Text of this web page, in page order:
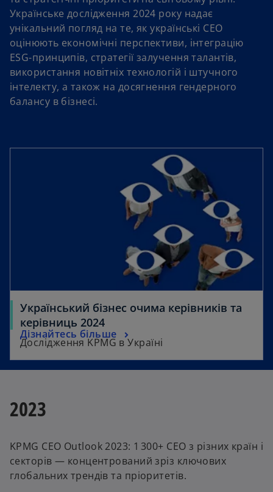
Українське дослідження 2024 року надає
унікальний погляд на те, як українські CEO
оцінюють економічні перспективи, інтеграцію
ESG-принципів, стратегії залучення талантів,
використання новітніх технологій і штучного
інтелекту, а також на досягнення гендерного
балансу в бізнесі.
Український бізнес очима керівників та
керівниць 2024
Дослідження KPMG в Україні
Дізнайтесь більше
2023
KPMG CEO Outlook 2023: 1 300+ CEO з різних країн і
секторів — концентрований зріз ключових
глобальних трендів та пріоритетів.